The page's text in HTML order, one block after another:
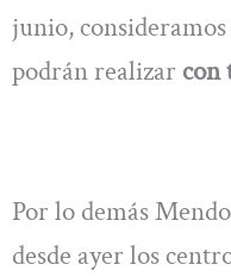
junio,
podrán realizar con
Por lo demás
desde ayer los